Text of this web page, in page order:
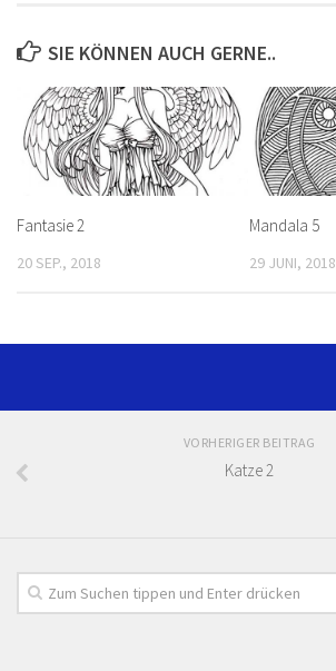
SIE KÖNNEN AUCH GERNE..
Fantasie 2
20 SEP., 2018
Mandala 5
29 JUNI, 2018
VORHERIGER BEITRAG
Katze 2